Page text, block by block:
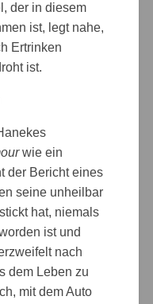
der in diesem
ist, legt nahe,
Ertrinken
ist.
wie ein
der Bericht eines
seine unheilbar
hat, niemals
ist und
nach
dem Leben zu
mit dem Auto